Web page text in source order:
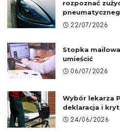
rozpoznać
22/07/2026
Stopka
umieścić
06/07/2026
Wybór lekarza
deklaracja i
24/06/2026